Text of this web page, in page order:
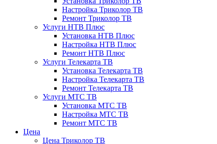
Настройка Триколор ТВ
Ремонт Триколор ТВ
Услуги НТВ Плюс
Установка НТВ Плюс
Настройка НТВ Плюс
Ремонт НТВ Плюс
Услуги Телекарта ТВ
Установка Телекарта ТВ
Настройка Телекарта ТВ
Ремонт Телекарта ТВ
Услуги МТС ТВ
Установка МТС ТВ
Настройка МТС ТВ
Ремонт МТС ТВ
Цена
Цена Триколор ТВ